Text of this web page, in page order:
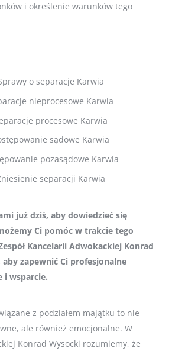
i określenie warunków tego
o separacje Karwia
nieprocesowe Karwia
procesowe Karwia
sądowe Karwia
pozasądowe Karwia
separacji Karwia
już dziś, aby dowiedzieć się
Ci pomóc w trakcie tego
Kancelarii Adwokackiej Konrad
zapewnić Ci profesjonalne
i wsparcie.
z podziałem majątku to nie
ale również emocjonalne. W
Konrad Wysocki rozumiemy, że